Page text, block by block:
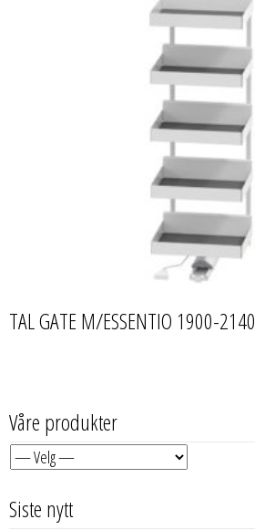
TAL GATE M/ESSENTIO 1900-2140
Våre produkter
Siste nytt